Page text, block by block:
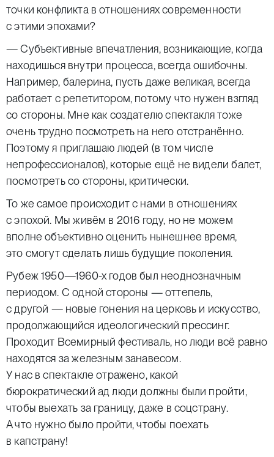
точки конфликта в отношениях современности
с этими эпохами?
— Субъективные впечатления, возникающие, когда
находишься внутри процесса, всегда ошибочны.
Например, балерина, пусть даже великая, всегда
работает с репетитором, потому что нужен взгляд
со стороны. Мне как создателю спектакля тоже
очень трудно посмотреть на него отстранённо.
Поэтому я приглашаю людей (в том числе
непрофессионалов), которые ещё не видели балет,
посмотреть со стороны, критически.
То же самое происходит с нами в отношениях
с эпохой. Мы живём в 2016 году, но не можем
вполне объективно оценить нынешнее время,
это смогут сделать лишь будущие поколения.
Рубеж 1950—1960-х годов был неоднозначным
периодом. С одной стороны — оттепель,
с другой — новые гонения на церковь и искусство,
продолжающийся идеологический прессинг.
Проходит Всемирный фестиваль, но люди всё равно
находятся за железным занавесом.
У нас в спектакле отражено, какой
бюрократический ад люди должны были пройти,
чтобы выехать за границу, даже в соцстрану.
А что нужно было пройти, чтобы поехать
в капстрану!